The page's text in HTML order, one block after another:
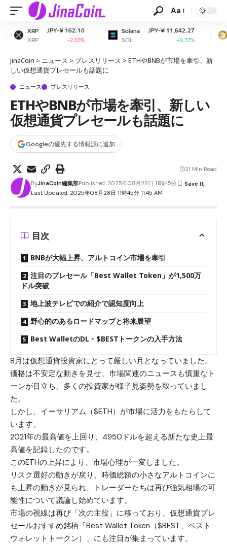
Aa
162.10
-2.03%
Solana
SOL
JPY-¥ 11,642.27
+0.37%
Dogecoin
DOGE
JPY-¥
JinaCoin > ニュース > プレスリリース > ETHやBNBが市場を牽引、新
しい仮想通貨プレセールも話題に
ニュース プレスリリース
ETHやBNBが市場を牽引、新しい
仮想通貨プレセールも話題に
Googleの優先する情報源に追加
Last Updated: 2025年08月28日 11時45分 11:45 AM
ByJinaCoin編集部Published: 2025年08月28日 11時45分
21 Min Read
目次
BNBが大幅上昇、アルトコイン市場を牽引
注目のプレセール「Best Wallet Token」が1,500万
ドル突破
地上波テレビでの紹介で認知度向上
野心的のあるロードマップと将来展望
Best WalletのDL・$BESTトークンの入手方法
8月は仮想通貨投資家にとって厳しい月となっていました。
価格は不安定な動きを見せ、市場関連のニュースも慎重なト
ーンが目立ち、多くの投資家が様子見姿勢を取っていまし
た。
しかし、イーサリアム（$ETH）が市場に活力をもたらして
います。
2021年の最高値を上回り、4950ドルを超える新たな史上最
高値を記録したのです。
このETHの上昇により、市場心理が一変しました。
リスク選好の動きが戻り、時価総額の小さなアルトコインに
も上昇の動きが見られ、トレーダーたちは再び強気相場の可
能性について議論し始めています。
市場の視線は再び「次の主役」に移っており、 仮想通貨プレ
セールおすすめ銘柄「Best Wallet Token（$BEST、ベスト
ウォレットトークン） 」にも注目が集まっています。